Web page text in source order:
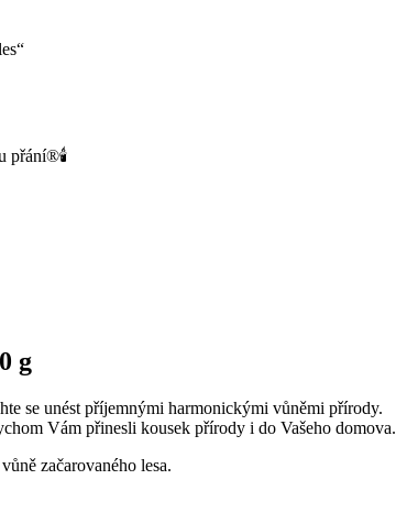
přání®🕯️
g
se unést příjemnými harmonickými vůněmi přírody.
Vám přinesli kousek přírody i do Vašeho domova.
začarovaného lesa.